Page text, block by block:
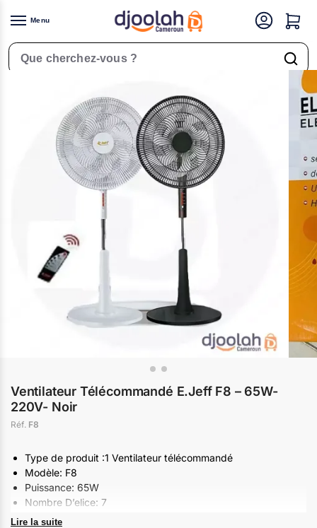
Menu
Rechercher un produit
Accueil Air & climatisation / Ventilateurs Ventilateur Télécommandé E.Jeff F8 – 65W- 220V- Noir
Ventilateur Télécommandé E.Jeff F8 – 65W-
220V- Noir
Réf. F8
Type de produit :1 Ventilateur télécommandé
Modèle: F8
Puissance: 65W
Nombre D’elice: 7
Dimanssions: 56×18.8×53.2Cm
Lire la suite